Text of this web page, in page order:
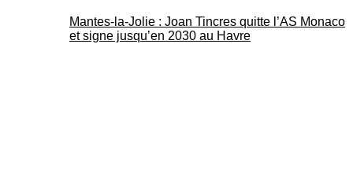
Mantes-la-Jolie : Joan Tincres quitte l’AS Monaco
et signe jusqu’en 2030 au Havre